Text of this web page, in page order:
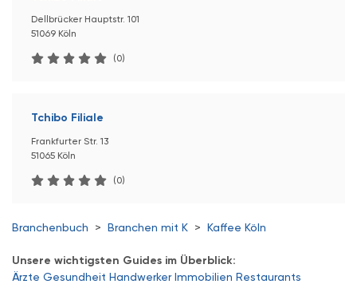
Dellbrücker Hauptstr. 101
51069 Köln
(0)
Tchibo Filiale
Frankfurter Str. 13
51065 Köln
(0)
Branchenbuch > Branchen mit K > Kaffee Köln
Unsere wichtigsten Guides im Überblick:
Ärzte Gesundheit Handwerker Immobilien Restaurants